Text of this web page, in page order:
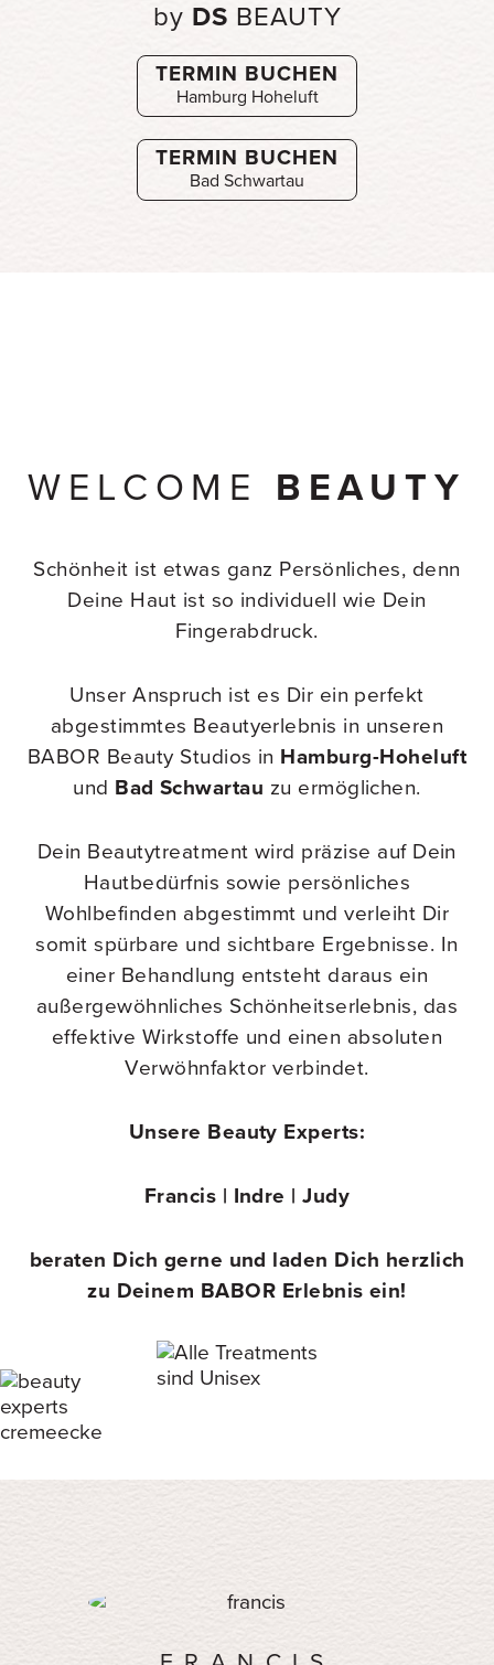
by DS BEAUTY
TERMIN BUCHEN
Hamburg Hoheluft
TERMIN BUCHEN
Bad Schwartau
WELCOME BEAUTY
Schönheit ist etwas ganz Persönliches, denn
Deine Haut ist so individuell wie Dein
Fingerabdruck.
Unser Anspruch ist es Dir ein perfekt
abgestimmtes Beautyerlebnis in unseren
BABOR Beauty Studios in Hamburg-Hoheluft
und Bad Schwartau zu ermöglichen.
Dein Beautytreatment wird präzise auf Dein
Hautbedürfnis sowie persönliches
Wohlbefinden abgestimmt und verleiht Dir
somit spürbare und sichtbare Ergebnisse. In
einer Behandlung entsteht daraus ein
außergewöhnliches Schönheitserlebnis, das
effektive Wirkstoffe und einen absoluten
Verwöhnfaktor verbindet.
Unsere Beauty Experts:
Francis | Indre | Judy
beraten Dich gerne und laden Dich herzlich
zu Deinem BABOR Erlebnis ein!